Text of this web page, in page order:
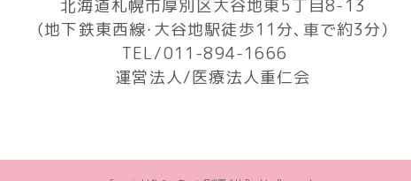
北海道札幌市厚別区大谷地東5丁目8-13
（地下鉄東西線・大谷地駅徒歩11分、車で約3分）
TEL/011-894-1666
運営法人/医療法人重仁会